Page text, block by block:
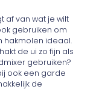
af van wat je wilt
gebruiken om
hakmolen ideaal.
de ui zo fijn als
gebruiken?
ook een garde
de